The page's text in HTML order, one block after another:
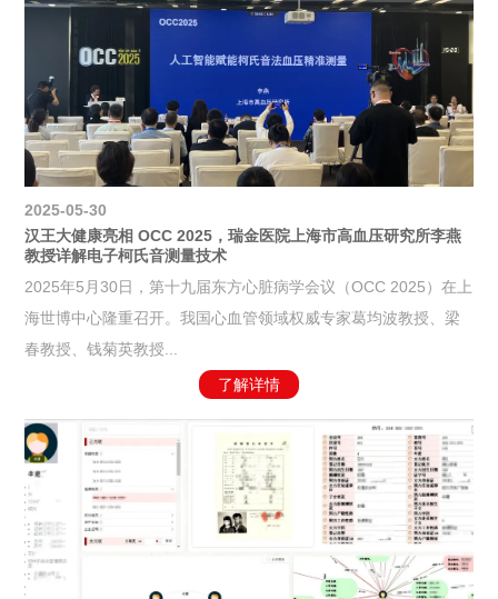
2025-05-30
汉王大健康亮相 OCC 2025，瑞金医院上海市高血压研究所李燕
教授详解电子柯氏音测量技术
2025年5月30日，第十九届东方心脏病学会议（OCC 2025）在上
海世博中心隆重召开。我国心血管领域权威专家葛均波教授、梁
春教授、钱菊英教授...
了解详情